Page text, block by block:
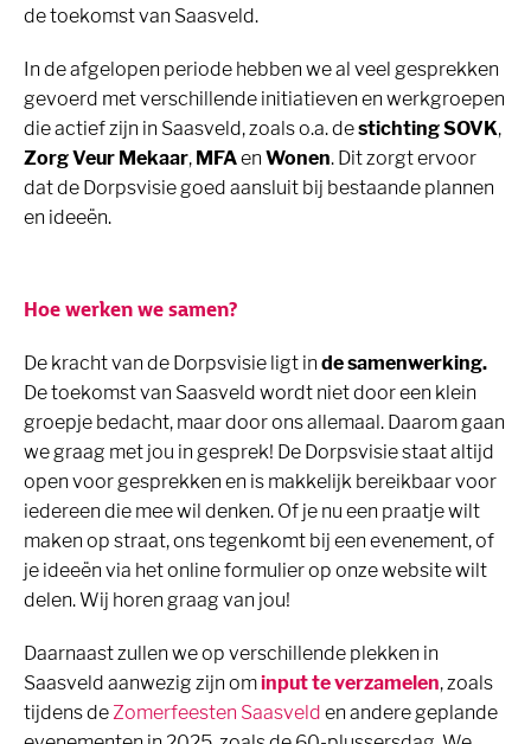
de toekomst van Saasveld.
In de afgelopen periode hebben we al veel gesprekken
gevoerd met verschillende initiatieven en werkgroepen
die actief zijn in Saasveld, zoals o.a. destichting SOVK,
Zorg Veur Mekaar, MFAen Wonen. Dit zorgt ervoor
dat de Dorpsvisie goed aansluit bij bestaande plannen
en ideeën.
Hoe werken we samen?
De kracht van de Dorpsvisie ligt in de samenwerking.
De toekomst van Saasveld wordt niet door een klein
groepje bedacht, maar door ons allemaal. Daarom gaan
we graag met jou in gesprek! De Dorpsvisie staat altijd
open voor gesprekken en is makkelijk bereikbaar voor
iedereen die mee wil denken. Of je nu een praatje wilt
maken op straat, ons tegenkomt bij een evenement, of
je ideeën via het online formulier op onze website wilt
delen. Wij horen graag van jou!
Daarnaast zullen we op verschillende plekken in
Saasveld aanwezig zijn ominput te verzamelen, zoals
tijdens deZomerfeesten Saasveld en andere geplande